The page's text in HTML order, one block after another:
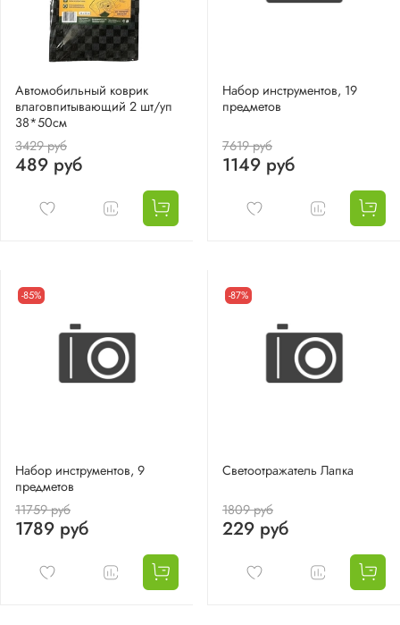
Автомобильный коврик
влаговпитывающий 2 шт/уп
38*50см
3429 руб
489 руб
Набор инструментов, 19
предметов
7619 руб
1149 руб
-85%
Набор инструментов, 9
предметов
11759 руб
1789 руб
-87%
Светоотражатель Лапка
1809 руб
229 руб